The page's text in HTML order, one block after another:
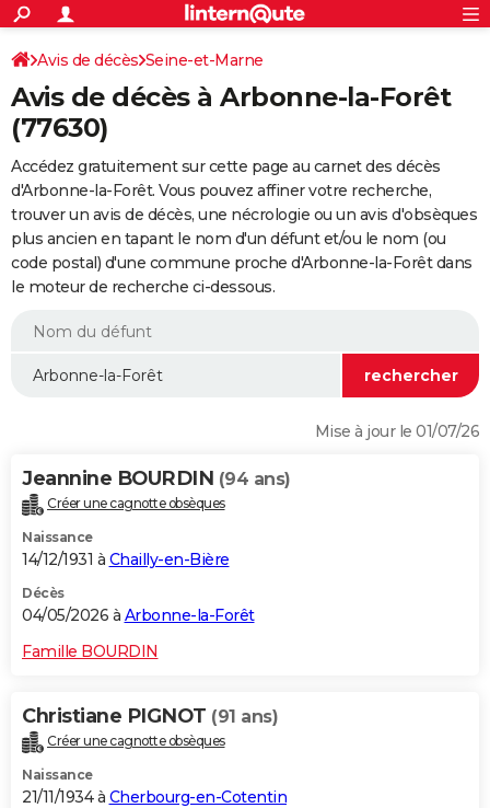
ACTUALITÉS
Politique
Société
Faits Divers
Education
Monde
Villes
+
SPORT
Coupe du monde 2026
Football
Tennis
Cyclisme
Rugby
Forum
FINANCE
Retraite
Impôts
Epargne
Immobilier
Risques naturels par ville
Banque
Assurance
Crédit
Essais
Réserver un essai
Citadines
Berlines
SUV
Forum auto
+
HIGH-TECH
Mobiles
Meilleur smartphone
Internet
Ordinateurs
Jeux vidéo
Guide high-tech
+
BRICOLAGE
Forum
Aménagement intérieur
Extérieur
Cuisine
Salle de bains
Jardinage
Rangement
WEEK-END
Guides de France
Escapades
Patrimoine
Expositions
Musées
Week-end nature
LIFESTYLE
Alimentation
Guide de la santé
Maladies
Médicaments
Sommeil
VOYAGE
Destinations
City break
Voyage nature
Voyage de noces
Forum
Climat
+PHOTO
GUIDES D'ACHAT
BONS PLANS
CARTE DE VOEUX
Dictionnaire
Biographies
Citations
Expressions
Proverbes
PROGRAMME TV
COPAINS D'AVANT
S'inscrire
Connexion
Avis de décès Seine-et-Marne
Avis de décès à Arbonne-la-Forêt
(77630)
Accédez gratuitement sur cette page au carnet des décès
d'Arbonne-la-Forêt. Vous pouvez affiner votre recherche,
trouver un avis de décès, une nécrologie ou un avis d'obsèques
plus ancien en tapant le nom d'un défunt et/ou le nom (ou
code postal) d'une commune proche d'Arbonne-la-Forêt dans
le moteur de recherche ci-dessous.
Mise à jour le 01/07/26
Jeannine BOURDIN (94 ans)
Créer une cagnotte obsèques
Naissance
14/12/1931 à Chailly-en-Bière
Décès
04/05/2026 à Arbonne-la-Forêt
Famille BOURDIN
Christiane PIGNOT (91 ans)
Créer une cagnotte obsèques
Naissance
21/11/1934 à Cherbourg-en-Cotentin